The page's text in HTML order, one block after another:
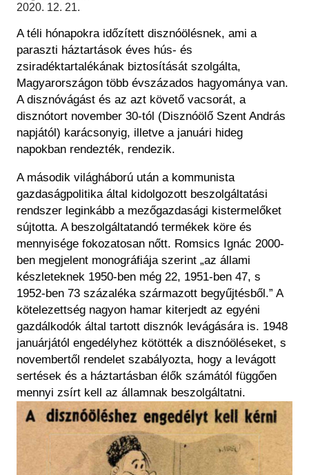
Historical Photo Department
Central Archive
2020. 12. 21.
A téli hónapokra időzített disznóölésnek, ami a
paraszti háztartások éves hús- és
zsiradéktartalékának biztosítását szolgálta,
Magyarországon több évszázados hagyománya van.
A disznóvágást és az azt követő vacsorát, a
disznótort november 30-tól (Disznóölő Szent András
napjától) karácsonyig, illetve a januári hideg
napokban rendezték, rendezik.
A második világháború után a kommunista
gazdaságpolitika által kidolgozott beszolgáltatási
rendszer leginkább a mezőgazdasági kistermelőket
sújtotta. A beszolgáltatandó termékek köre és
mennyisége fokozatosan nőtt. Romsics Ignác 2000-
ben megjelent monográfiája szerint „az állami
készleteknek 1950-ben még 22, 1951-ben 47, s
1952-ben 73 százaléka származott begyűjtésből.” A
kötelezettség nagyon hamar kiterjedt az egyéni
gazdálkodók által tartott disznók levágására is. 1948
januárjától engedélyhez kötötték a disznóöléseket, s
novembertől rendelet szabályozta, hogy a levágott
sertések és a háztartásban élők számától függően
mennyi zsírt kell az államnak beszolgáltatni.
Image